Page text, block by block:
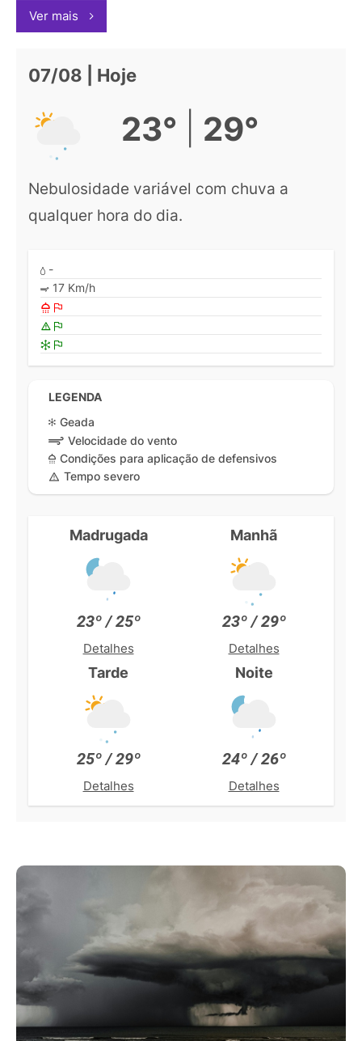
Ver mais
07/08 | Hoje
23° 29°
Nebulosidade variável com chuva a
qualquer hora do dia.
-
17 Km/h
LEGENDA
Geada
Velocidade do vento
Condições para aplicação de defensivos
Tempo severo
Madrugada
23º / 25º
Detalhes
Manhã
23º / 29º
Detalhes
Tarde
25º / 29º
Detalhes
Noite
24º / 26º
Detalhes